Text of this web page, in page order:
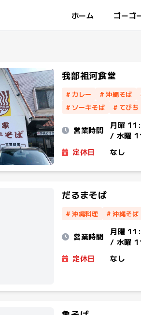
ホーム ゴーゴ
我部祖河食堂
# カレー # 沖縄そば
# ソーキそば # てびち
営業時間
月曜
/ 水曜
11:00
定休日 なし
だるまそば
# 沖縄料理 # 沖縄そば
営業時間
月曜
/ 水曜
11:00
定休日 なし